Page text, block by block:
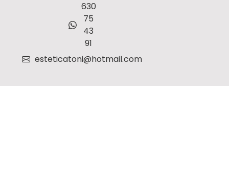
630
75
43
91
esteticatoni@hotmail.com